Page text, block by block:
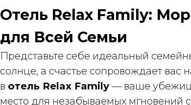
Отель Relax Family:
для Всей Семьи
Представьте себе идеальный
солнце, а счастье сопровождает
в отель Relax Family — ваше
место для незабываемых мгновений